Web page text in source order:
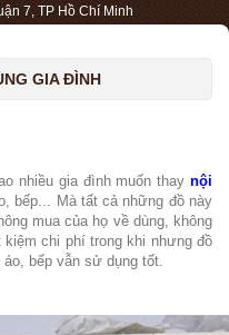
7, TP Hồ Chí Minh
GIA ĐÌNH
nhiều gia đình muốn thaynội
bếp... Mà tất cả những đồ này
mua của họ về dùng, không
chi phí trong khi nhưng đồ
bếp vẫn sử dụng tốt.